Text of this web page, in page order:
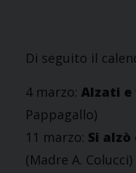
Di seguito il
4 marzo: Alzati e
Pappagallo)
11 marzo: Si
(Madre A. Colucci)